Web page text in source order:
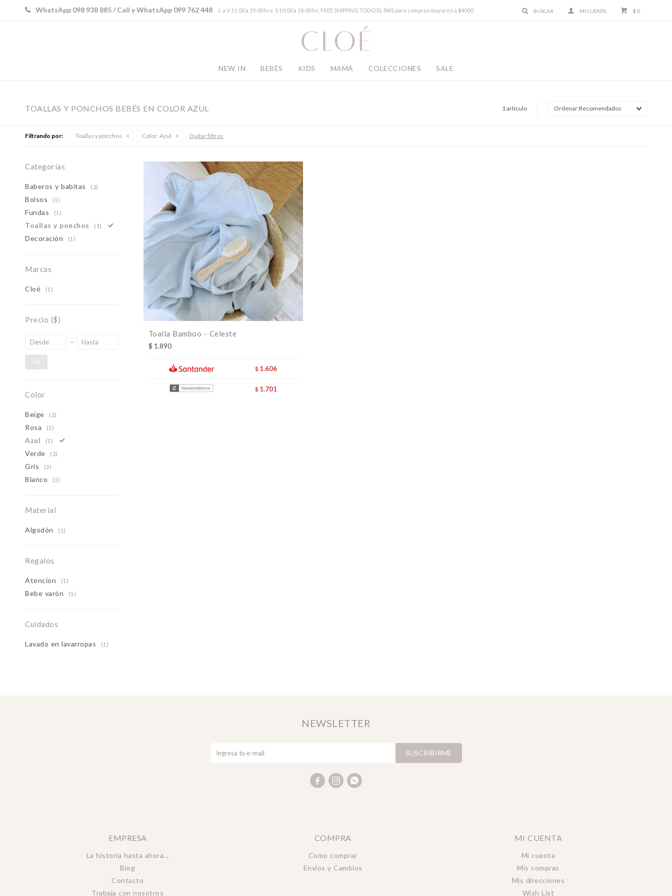
NEW IN BEBÉS KIDS MAMÁ COLECCIONES SALE
$ 0
WhatsApp 098 938 885 / Call y WhatsApp 099 762 448 L a V 11:00 a 19:00 hrs. S 10:00 a 18:00 hs. FREE SHIPPING TODO EL PAÍS para compras mayores a $4000
TOALLAS Y PONCHOS BEBÉS EN COLOR AZUL 1 artículo Recomendados
Filtrando por: Toallas y ponchos Color: Azul Quitar filtros
Toalla Bamboo - Celeste
$ 1.890
$ 1.606
$ 1.701
Categorías
Baberos y babitas (2)
Bolsos (1)
Fundas (1)
Toallas y ponchos (1)
Decoración (1)
Marcas
Cloé (1)
Precio ($)
OK
Color
Beige (2)
Rosa (1)
Azul (1)
Verde (2)
Gris (2)
Blanco (2)
Material
Algodón (1)
Regalos
Atencion (1)
Bebe varón (1)
Cuidados
Lavado en lavarropas (1)
EMPRESA
La historia hasta ahora...
Blog
Contacto
Trabaja con nosotros
COMPRA
Como comprar
Envíos y Cambios
MI CUENTA
Mi cuenta
Mis compras
Mis direcciones
Wish List
NEWSLETTER
SUSCRIBIRME
  